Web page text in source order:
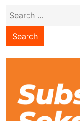
Search